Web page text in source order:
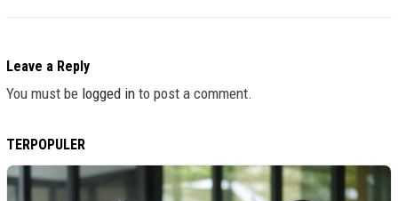
Leave a Reply
You must be logged in to post a comment.
TERPOPULER